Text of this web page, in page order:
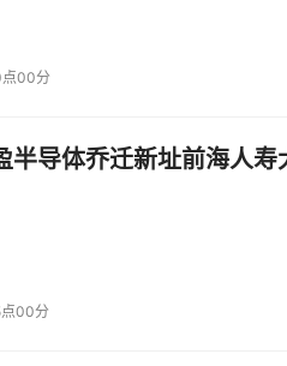
命令和标准正在限制硬件的扩
闪存，在成本和能耗方面有许
使它们可以，就我所知，还没
好，但是它能用于大型归档系
）解决了其中一些问题。IBM
贴而已（治标不治本）；数据
00分
半导体乔迁新址前海人寿
00分